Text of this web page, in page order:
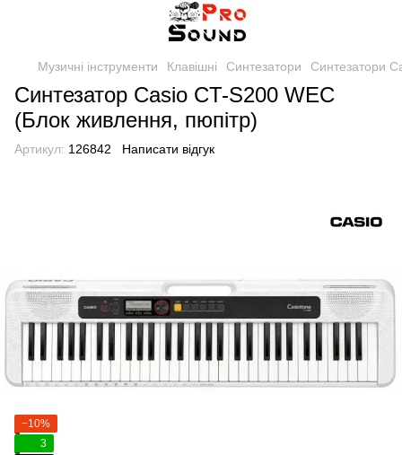
Музичні інструменти Клавішні Синтезатори Синтезатори
Синтезатор Casio CT-S200 WEC
(Блок живлення, пюпітр)
Артикул: 126842 Написати відгук
−10%
3